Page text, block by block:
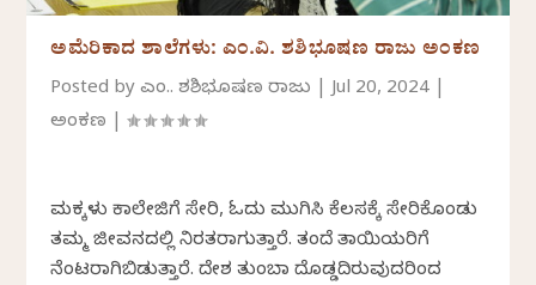
ಅಮೆರಿಕಾದ ಶಾಲೆಗಳು: ಎಂ.ವಿ. ಶಶಿಭೂಷಣ ರಾಜು ಅಂಕಣ
Posted byಎಂ.ವಿ. ಶಶಿಭೂಷಣ ರಾಜು |Jul 20, 2024
ಅಂಕಣ |
ಮಕ್ಕಳು ಕಾಲೇಜಿಗೆ ಸೇರಿ, ಓದು ಮುಗಿಸಿ ಕೆಲಸಕ್ಕೆ ಸೇರಿಕೊಂಡು
ತಮ್ಮ ಜೀವನದಲ್ಲಿ ನಿರತರಾಗುತ್ತಾರೆ. ತಂದೆ ತಾಯಿಯರಿಗೆ
ನೆಂಟರಾಗಿಬಿಡುತ್ತಾರೆ. ದೇಶ ತುಂಬಾ ದೊಡ್ಡದಿರುವುದರಿಂದ